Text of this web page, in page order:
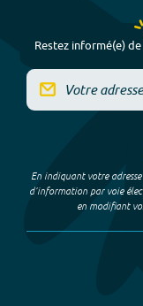
Restez informé(e)
En indiquant votre
d’information par voie
en modifiant